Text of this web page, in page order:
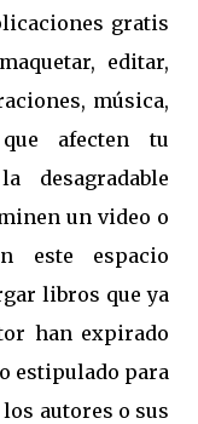
gratis
editar,
música,
afecten tu
desagradable
un video o
este espacio
libros que ya
han expirado
estipulado para
autores o sus